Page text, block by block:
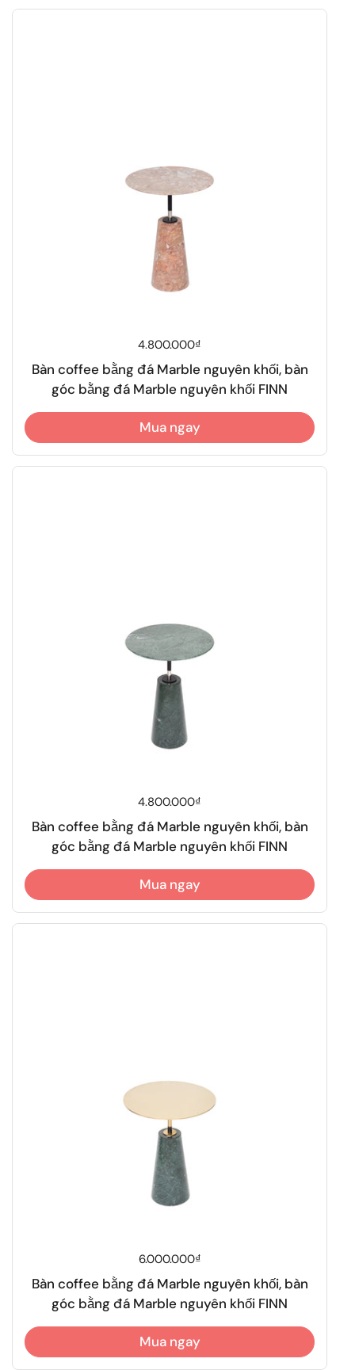
Giá thông thường
4.800.000₫
Bàn coffee bằng đá Marble nguyên khối, bàn
góc bằng đá Marble nguyên khối FINN
Mua ngay
Giá thông thường
4.800.000₫
Bàn coffee bằng đá Marble nguyên khối, bàn
góc bằng đá Marble nguyên khối FINN
Mua ngay
Giá thông thường
6.000.000₫
Bàn coffee bằng đá Marble nguyên khối, bàn
góc bằng đá Marble nguyên khối FINN
Mua ngay